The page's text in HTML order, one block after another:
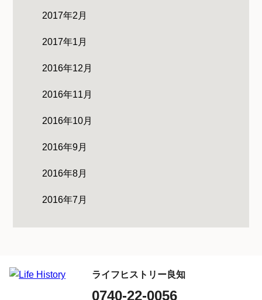
2017年2月
2017年1月
2016年12月
2016年11月
2016年10月
2016年9月
2016年8月
2016年7月
ライフヒストリー良知
0740-22-0056